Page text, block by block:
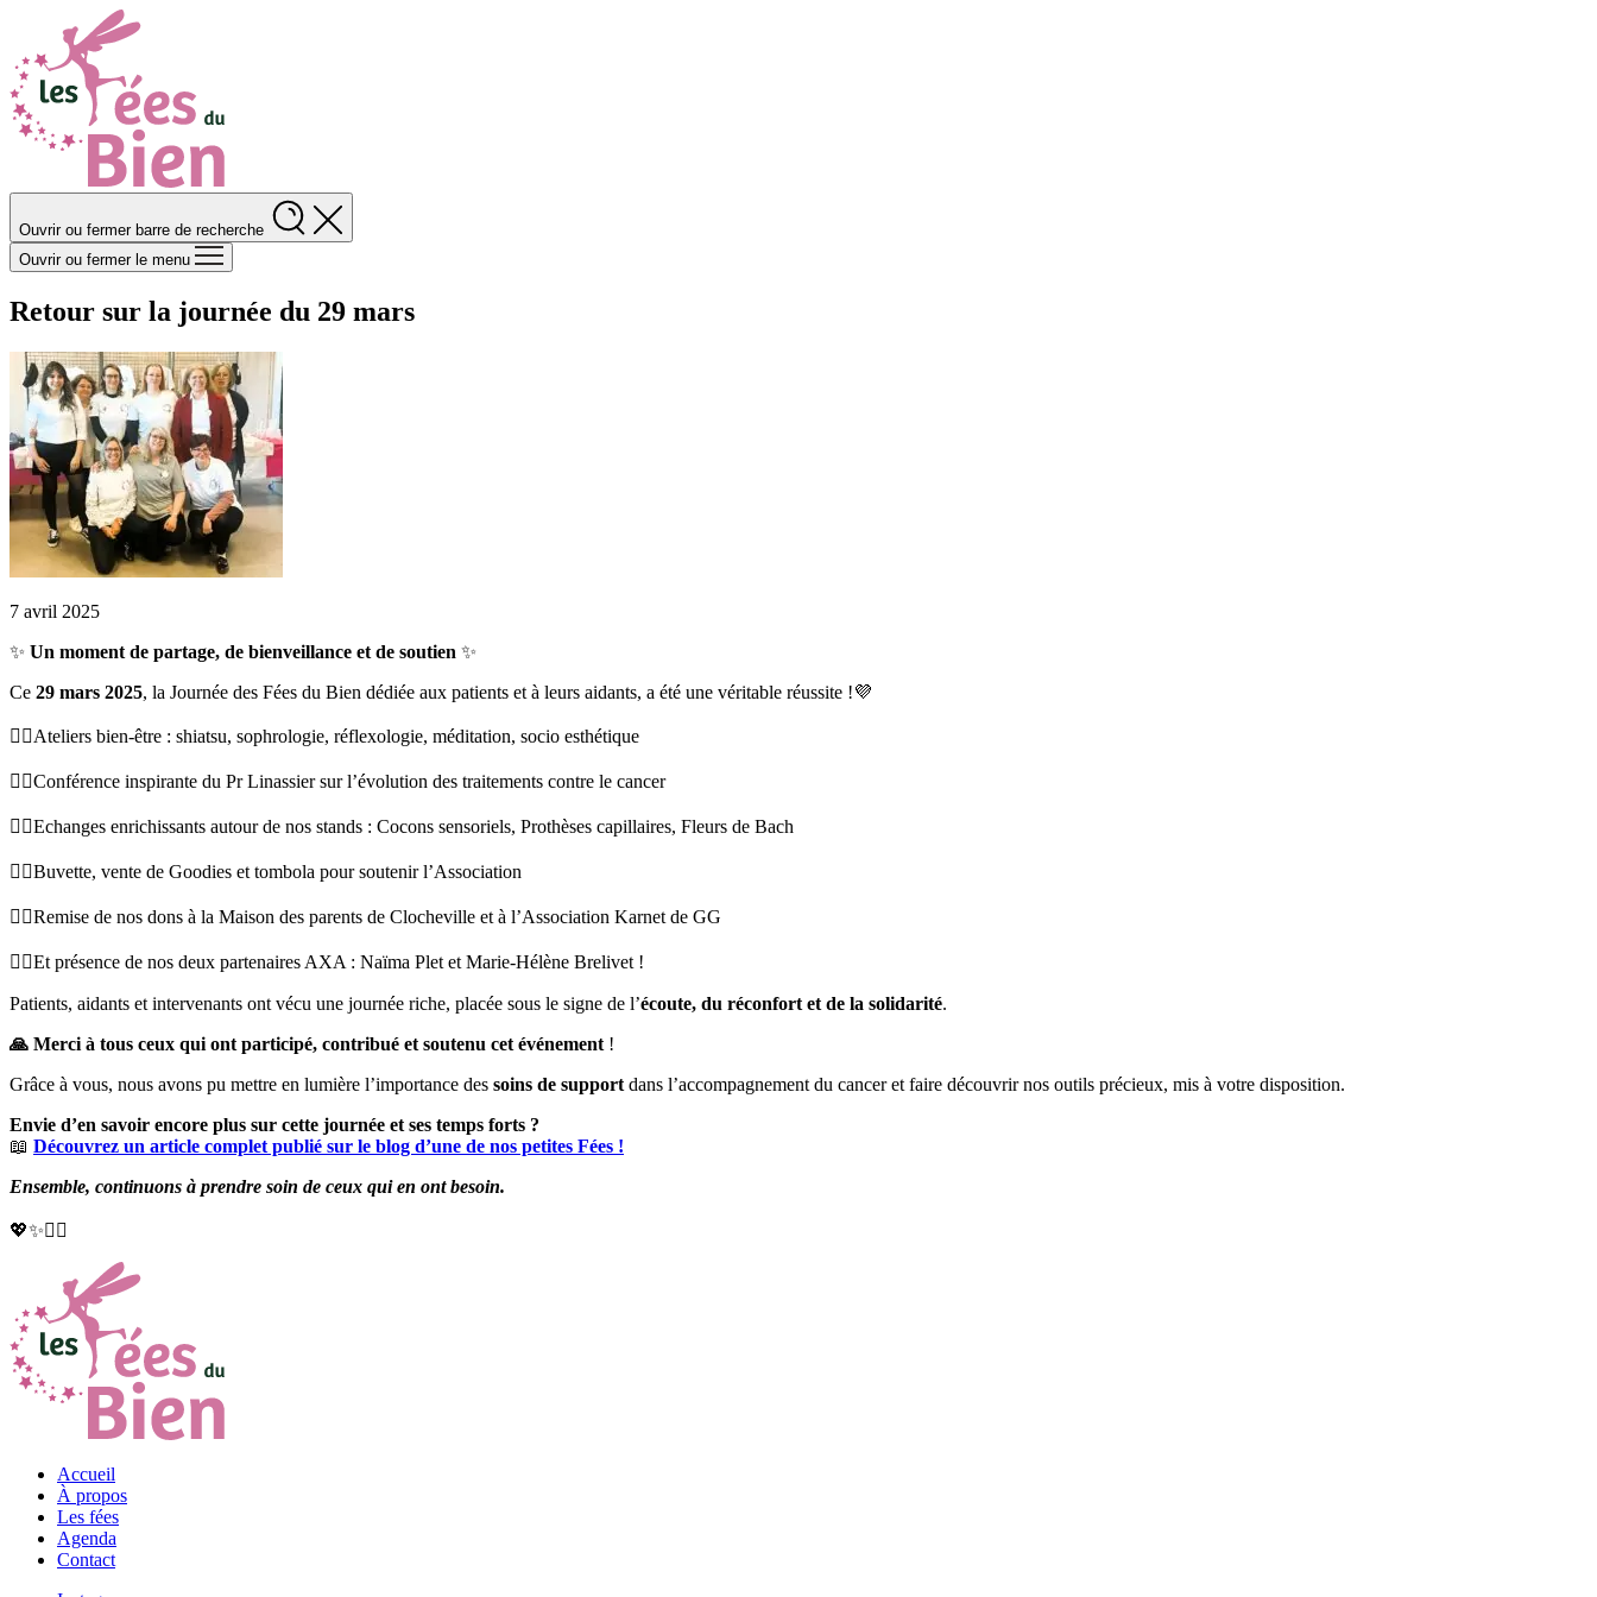
Ouvrir ou fermer barre de recherche
Ouvrir ou fermer le menu
Retour sur la journée du 29 mars
7 avril 2025
✨ Un moment de partage, de bienveillance et de soutien ✨
Ce 29 mars 2025, la Journée des Fées du Bien dédiée aux patients et à leurs aidants, a été une véritable réussite !💜
🧚‍♀️Ateliers bien-être : shiatsu, sophrologie, réflexologie, méditation, socio esthétique
🧚‍♀️Conférence inspirante du Pr Linassier sur l’évolution des traitements contre le cancer
🧚‍♀️Echanges enrichissants autour de nos stands : Cocons sensoriels, Prothèses capillaires, Fleurs de Bach
🧚‍♀️Buvette, vente de Goodies et tombola pour soutenir l’Association
🧚‍♀️Remise de nos dons à la Maison des parents de Clocheville et à l’Association Karnet de GG
🧚‍♀️Et présence de nos deux partenaires AXA : Naïma Plet et Marie-Hélène Brelivet !
Patients, aidants et intervenants ont vécu une journée riche, placée sous le signe de l’écoute, du réconfort et de la solidarité.
🙏 Merci à tous ceux qui ont participé, contribué et soutenu cet événement !
Grâce à vous, nous avons pu mettre en lumière l’importance des soins de support dans l’accompagnement du cancer et faire découvrir nos outils précieux, mis à votre disposition.
Envie d’en savoir encore plus sur cette journée et ses temps forts ?
📖 Découvrez un article complet publié sur le blog d’une de nos petites Fées !
Ensemble, continuons à prendre soin de ceux qui en ont besoin.
💖✨🧚‍♀️
Accueil
À propos
Les fées
Agenda
Contact